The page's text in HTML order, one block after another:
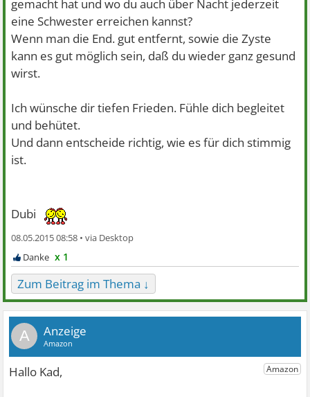
gemacht hat und wo du auch über Nacht jederzeit
eine Schwester erreichen kannst?
Wenn man die End. gut entfernt, sowie die Zyste
kann es gut möglich sein, daß du wieder ganz gesund
wirst.
Ich wünsche dir tiefen Frieden. Fühle dich begleitet
und behütet.
Und dann entscheide richtig, wie es für dich stimmig
ist.
Dubi
08.05.2015 08:58 •
x 1
Zum Beitrag im Thema ↓
A